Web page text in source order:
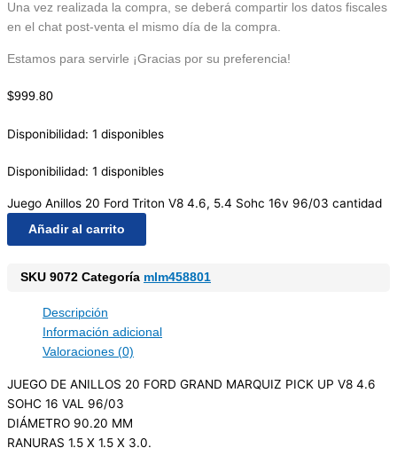
Una vez realizada la compra, se deberá compartir los datos fiscales
en el chat post-venta el mismo día de la compra.
Estamos para servirle ¡Gracias por su preferencia!
$999.80
Disponibilidad: 1 disponibles
Disponibilidad: 1 disponibles
Juego Anillos 20 Ford Triton V8 4.6, 5.4 Sohc 16v 96/03 cantidad
Añadir al carrito
SKU 9072 Categoría mlm458801
Descripción
Información adicional
Valoraciones (0)
JUEGO DE ANILLOS 20 FORD GRAND MARQUIZ PICK UP V8 4.6
SOHC 16 VAL 96/03
DIÁMETRO 90.20 MM
RANURAS 1.5 X 1.5 X 3.0.